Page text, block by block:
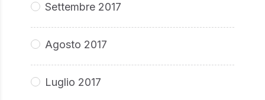
Settembre 2017
Agosto 2017
Luglio 2017